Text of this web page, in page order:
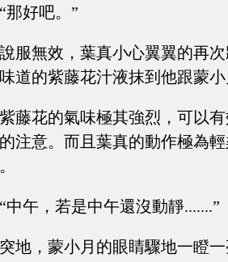
“那好吧。”
說服無效，葉真小心翼翼的再
道的紫藤花汁液抹到他跟蒙
紫藤花的氣味極其強烈，可以
注意。而且葉真的動作極為
“中午，若是中午還沒動靜.......”
突地，蒙小月的眼睛驟地一瞪